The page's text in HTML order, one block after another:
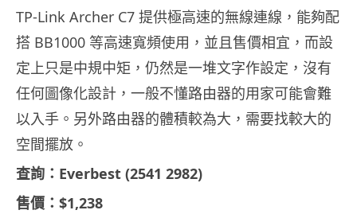
TP-Link Archer C7 提供極高速的無線連線，能夠配
搭 BB1000 等高速寬頻使用，並且售價相宜，而設
定上只是中規中矩，仍然是一堆文字作設定，沒有
任何圖像化設計，一般不懂路由器的用家可能會難
以入手。另外路由器的體積較為大，需要找較大的
空間擺放。
查詢：Everbest (2541 2982)
售價：$1,238